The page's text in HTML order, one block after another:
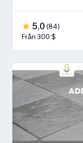
5,0 (84)
Från 300 $